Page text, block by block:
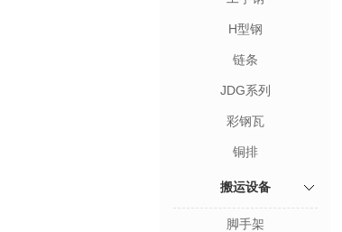
H型钢
链条
JDG系列
彩钢瓦
铜排
搬运设备
脚手架